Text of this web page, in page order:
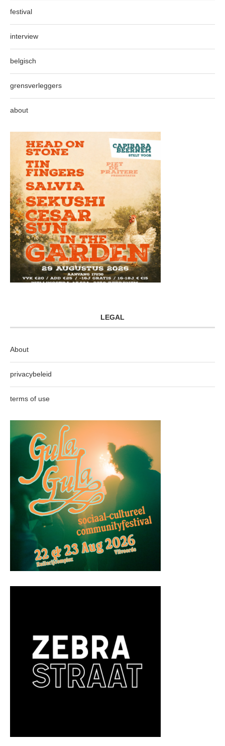
festival
interview
belgisch
grensverleggers
about
LEGAL
About
privacybeleid
terms of use